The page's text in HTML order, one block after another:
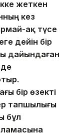
жеткен
кез
ақ түсе
дейін бір
дайындаған
бір өзекті
тапшылығы
бұл